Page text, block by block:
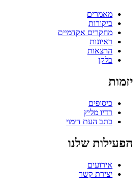
מאמרים
ביקורות
מחקרים אקדמיים
ראיונות
הרצאות
בלקן
יזמות
כיסופים
רדיו מליץ
כתב העת דימוי
הפעילות שלנו
אירועים
יצירת קשר